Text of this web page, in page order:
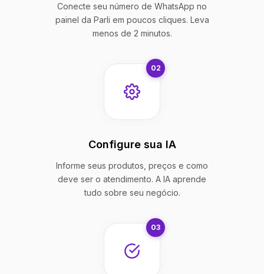
Conecte seu número de WhatsApp no
painel da Parli em poucos cliques. Leva
menos de 2 minutos.
02
Configure sua IA
Informe seus produtos, preços e como
deve ser o atendimento. A IA aprende
tudo sobre seu negócio.
03